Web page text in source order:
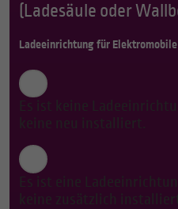
(Ladesäule oder
Ladeeinrichtung für
Es ist keine
keine neu installiert.
Es ist eine
keine zusätzlich